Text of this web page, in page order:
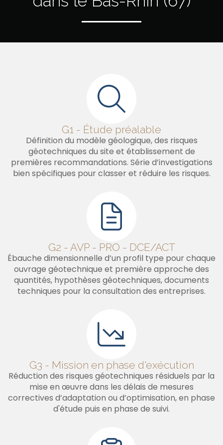
G1 - Étude préalable
Définition du modèle géologique, des risques
géotechniques du site et établissement de
premières recommandations. Série d’investigations
bien spécifiques pour classer et réduire les risques.
G2 - AVP - PRO - DCE/ACT
Ébauche dimensionnelle d’un profil type pour chaque
ouvrage géotechnique et première approche des
quantités, hypothèses géotechniques, documents
techniques pour la consultation des entreprises.
G3 - Mission en phase d'exécution
Réduction des risques géotechniques résiduels par la
mise en œuvre dans les délais de mesures
correctives d’adaptation ou d’optimisation, en phase
d'étude puis en phase de suivi.